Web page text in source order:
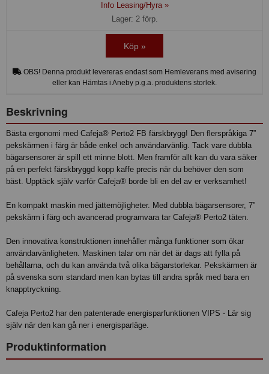
Info Leasing/Hyra »
Lager: 2 förp.
Köp »
OBS! Denna produkt levereras endast som Hemleverans med avisering
eller kan Hämtas i Aneby p.g.a. produktens storlek.
Beskrivning
Bästa ergonomi med Cafeja® Perto2 FB färskbrygg! Den flerspråkiga 7”
pekskärmen i färg är både enkel och användarvänlig. Tack vare dubbla
bägarsensorer är spill ett minne blott. Men framför allt kan du vara säker
på en perfekt färskbryggd kopp kaffe precis när du behöver den som
bäst. Upptäck själv varför Cafeja® borde bli en del av er verksamhet!
En kompakt maskin med jättemöjligheter. Med dubbla bägarsensorer, 7”
pekskärm i färg och avancerad programvara tar Cafeja® Perto2 täten.
Den innovativa konstruktionen innehåller många funktioner som ökar
användarvänligheten. Maskinen talar om när det är dags att fylla på
behållarna, och du kan använda två olika bägarstorlekar. Pekskärmen är
på svenska som standard men kan bytas till andra språk med bara en
knapptryckning.
Cafeja Perto2 har den patenterade energisparfunktionen VIPS - Lär sig
själv när den kan gå ner i energisparläge.
Produktinformation